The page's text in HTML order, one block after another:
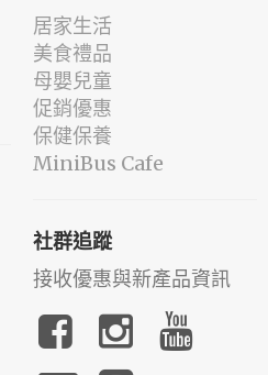
居家生活
美食禮品
母嬰兒童
促銷優惠
保健保養
MiniBus Cafe
社群追蹤
接收優惠與新產品資訊